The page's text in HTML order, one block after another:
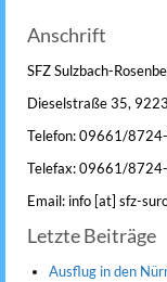
Anschrift
SFZ Sulzbach-
Dieselstraße 35,
Telefon: 09661/
Telefax: 09661/
Email: info [at] sfz-
Letzte Beiträge
Ausflug in den